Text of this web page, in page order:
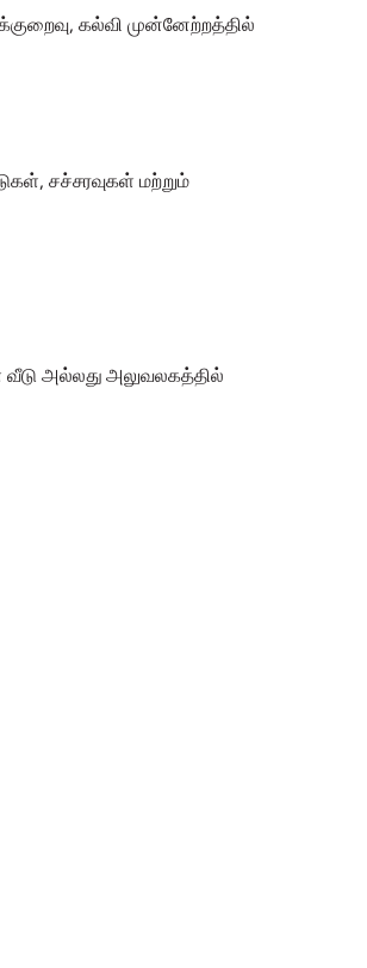
கல்வி முன்னேற்றத்தில்
சச்சரவுகள் மற்றும்
அல்லது அலுவலகத்தில்